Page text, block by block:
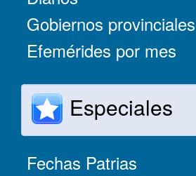
Gobiernos provinciales
Efemérides por mes
Especiales
Fechas Patrias